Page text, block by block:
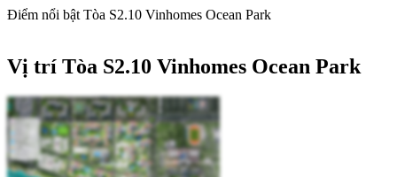
Điểm nổi bật Tòa S2.10 Vinhomes Ocean Park
Vị trí Tòa S2.10 Vinhomes Ocean Park